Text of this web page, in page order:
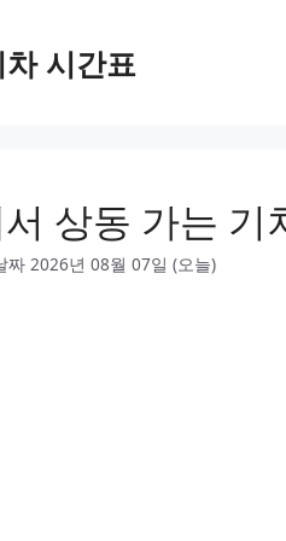
차 시간표
상동 가는 기
짜 2026년 08월 07일 (오늘)